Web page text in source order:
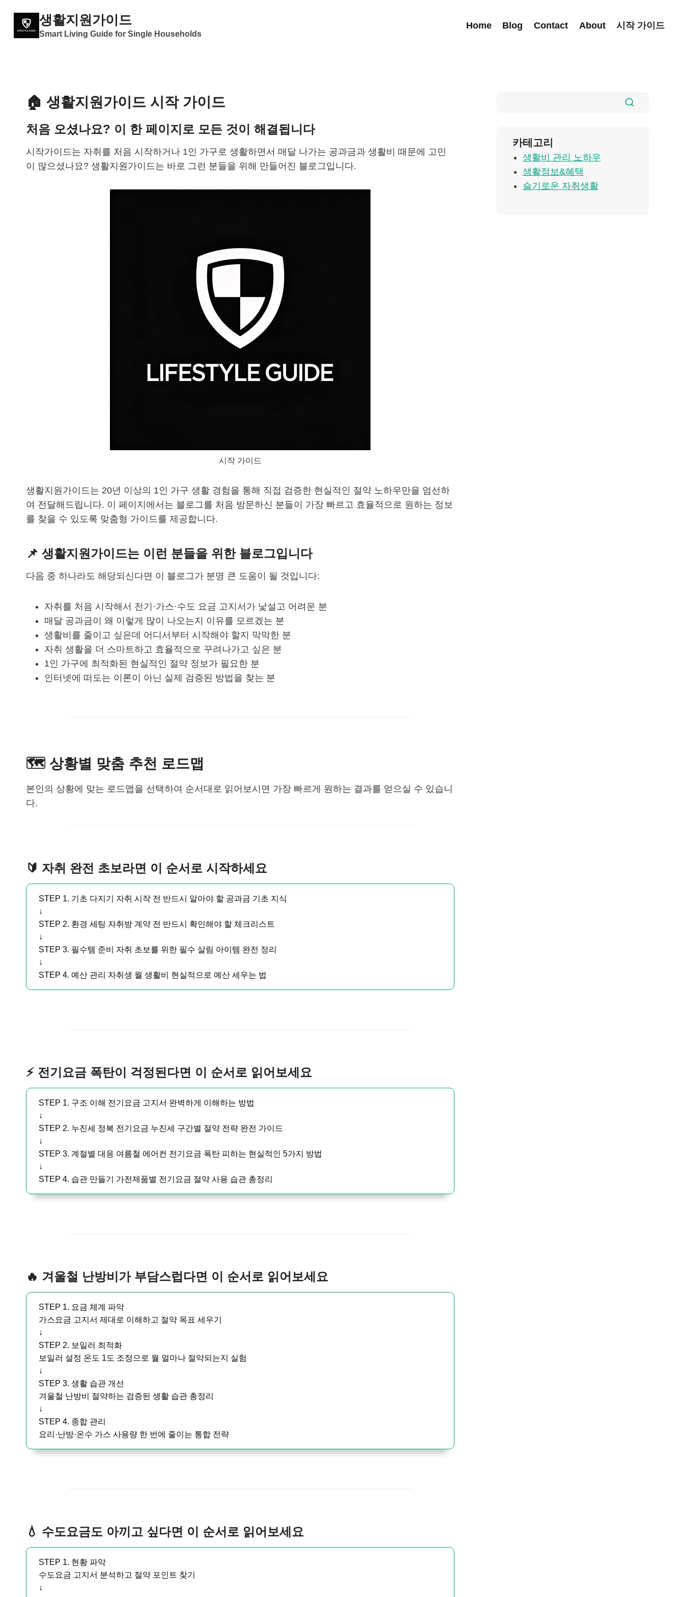
생활지원가이드
Smart Living Guide for Single Households
Home Blog Contact About 시작 가이드
🏠 생활지원가이드 시작 가이드
처음 오셨나요? 이 한 페이지로 모든 것이 해결됩니다
시작가이드는 자취를 처음 시작하거나 1인 가구로 생활하면서 매달 나가는 공과금과 생활비 때문에 고민
이 많으셨나요? 생활지원가이드는 바로 그런 분들을 위해 만들어진 블로그입니다.
시작 가이드
생활지원가이드는 20년 이상의 1인 가구 생활 경험을 통해 직접 검증한 현실적인 절약 노하우만을 엄선하
여 전달해드립니다. 이 페이지에서는 블로그를 처음 방문하신 분들이 가장 빠르고 효율적으로 원하는 정보
를 찾을 수 있도록 맞춤형 가이드를 제공합니다.
📌 생활지원가이드는 이런 분들을 위한 블로그입니다
다음 중 하나라도 해당되신다면 이 블로그가 분명 큰 도움이 될 것입니다:
자취를 처음 시작해서 전기·가스·수도 요금 고지서가 낯설고 어려운 분
매달 공과금이 왜 이렇게 많이 나오는지 이유를 모르겠는 분
생활비를 줄이고 싶은데 어디서부터 시작해야 할지 막막한 분
자취 생활을 더 스마트하고 효율적으로 꾸려나가고 싶은 분
1인 가구에 최적화된 현실적인 절약 정보가 필요한 분
인터넷에 떠도는 이론이 아닌 실제 검증된 방법을 찾는 분
🗺️ 상황별 맞춤 추천 로드맵
본인의 상황에 맞는 로드맵을 선택하여 순서대로 읽어보시면 가장 빠르게 원하는 결과를 얻으실 수 있습니
다.
🔰 자취 완전 초보라면 이 순서로 시작하세요
STEP 1. 기초 다지기 자취 시작 전 반드시 알아야 할 공과금 기초 지식
↓
STEP 2. 환경 세팅 자취방 계약 전 반드시 확인해야 할 체크리스트
↓
STEP 3. 필수템 준비 자취 초보를 위한 필수 살림 아이템 완전 정리
↓
STEP 4. 예산 관리 자취생 월 생활비 현실적으로 예산 세우는 법
⚡ 전기요금 폭탄이 걱정된다면 이 순서로 읽어보세요
STEP 1. 구조 이해 전기요금 고지서 완벽하게 이해하는 방법
↓
STEP 2. 누진세 정복 전기요금 누진세 구간별 절약 전략 완전 가이드
↓
STEP 3. 계절별 대응 여름철 에어컨 전기요금 폭탄 피하는 현실적인 5가지 방법
↓
STEP 4. 습관 만들기 가전제품별 전기요금 절약 사용 습관 총정리
🔥 겨울철 난방비가 부담스럽다면 이 순서로 읽어보세요
STEP 1. 요금 체계 파악
가스요금 고지서 제대로 이해하고 절약 목표 세우기
↓
STEP 2. 보일러 최적화
보일러 설정 온도 1도 조정으로 월 얼마나 절약되는지 실험
↓
STEP 3. 생활 습관 개선
겨울철 난방비 절약하는 검증된 생활 습관 총정리
↓
STEP 4. 종합 관리
요리·난방·온수 가스 사용량 한 번에 줄이는 통합 전략
💧 수도요금도 아끼고 싶다면 이 순서로 읽어보세요
STEP 1. 현황 파악
수도요금 고지서 분석하고 절약 포인트 찾기
↓
카테고리
생활비 관리 노하우
생활정보&혜택
슬기로운 자취생활